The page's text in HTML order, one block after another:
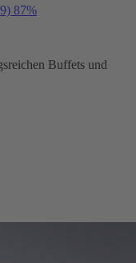
87%
Buffets und